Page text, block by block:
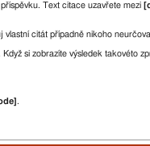
Text citace uzavřete mezi
citát případně nikoho
. Když si zobrazíte výsledek takovéto
.